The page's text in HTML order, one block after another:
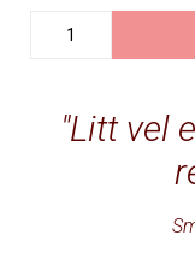
Litt vel